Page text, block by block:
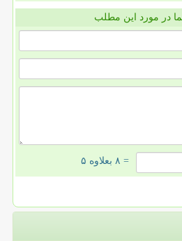
در مورد این مطلب
= ۸ بعلاوه ۵